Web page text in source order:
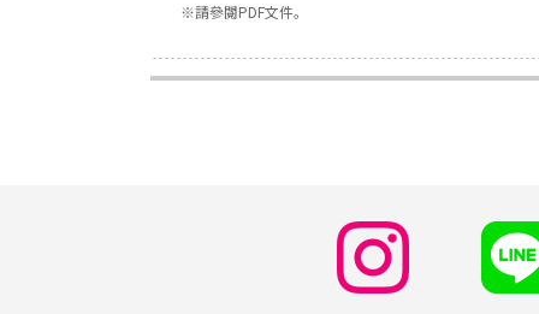
※請參閱PDF文件。